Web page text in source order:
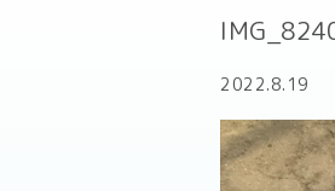
2022.8.19